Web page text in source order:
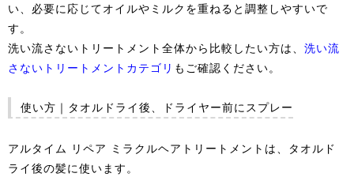
い、必要に応じてオイルやミルクを重ねると調整しやすいで
す。
洗い流さないトリートメント全体から比較したい方は、 洗い流
さないトリートメントカテゴリ もご確認ください。
使い方｜タオルドライ後、ドライヤー前にスプレー
アルタイム リペア ミラクルヘアトリートメントは、タオルド
ライ後の髪に使います。